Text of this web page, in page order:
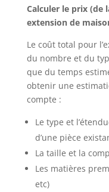
Calculer le prix (de
extension de
Le coût total pour
du nombre et du
que du temps
obtenir une
compte :
Le type et
d’une pièce
La taille et la
Les matières
etc)